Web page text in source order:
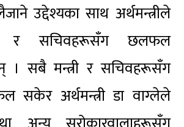
उद्देश्यका साथ अर्थमन्त्रीले
र सचिवहरूसँग छलफल
। सबै मन्त्री र सचिवहरूसँग
सकेर अर्थमन्त्री डा वाग्लेले